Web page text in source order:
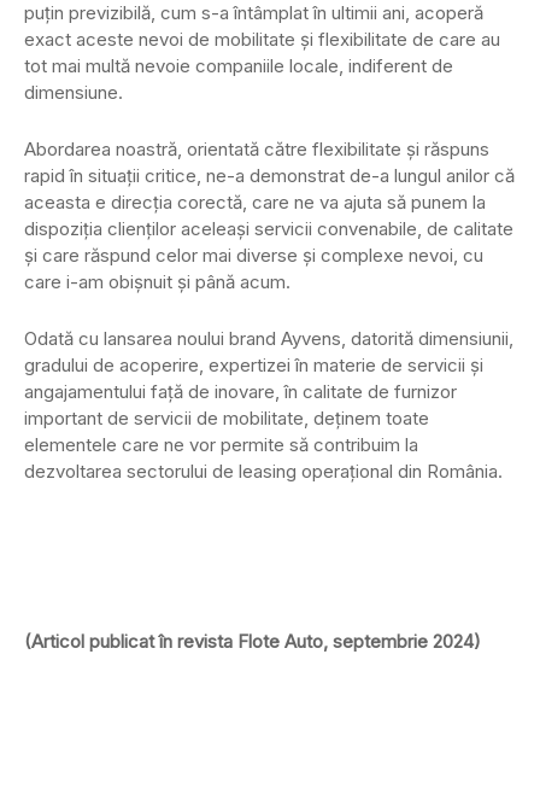
puțin previzibilă, cum s-a întâmplat în ultimii ani, acoperă
exact aceste nevoi de mobilitate și flexibilitate de care au
tot mai multă nevoie companiile locale, indiferent de
dimensiune.
Abordarea noastră, orientată către flexibilitate și răspuns
rapid în situații critice, ne-a demonstrat de-a lungul anilor că
aceasta e direcția corectă, care ne va ajuta să punem la
dispoziția clienților aceleași servicii convenabile, de calitate
și care răspund celor mai diverse și complexe nevoi, cu
care i-am obișnuit și până acum.
Odată cu lansarea noului brand Ayvens, datorită dimensiunii,
gradului de acoperire, expertizei în materie de servicii și
angajamentului față de inovare, în calitate de furnizor
important de servicii de mobilitate, deținem toate
elementele care ne vor permite să contribuim la
dezvoltarea sectorului de leasing operațional din România.
(Articol publicat în revista Flote Auto, septembrie 2024)